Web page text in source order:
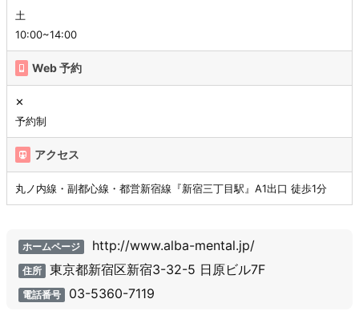
土
10:00~14:00
Web 予約
✕
予約制
アクセス
丸ノ内線・副都心線・都営新宿線『新宿三丁目駅』A1出口 徒歩1分
ホームページ http://www.alba-mental.jp/
住所 東京都新宿区新宿3-32-5 日原ビル7F
電話番号 03-5360-7119